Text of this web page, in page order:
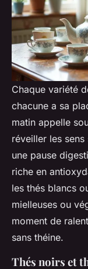
Chaque variété
chacune a sa
matin appelle
réveiller les sens
une pause
riche en
les thés blancs
mielleuses ou
moment de
sans théine.
Thés noirs et